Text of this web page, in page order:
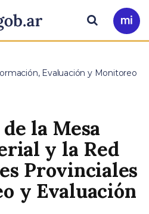
Ir
a
Buscar
Evaluación y Monitoreo
la Mesa
y la Red
Provinciales
y Evaluación